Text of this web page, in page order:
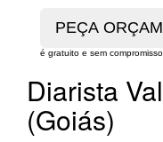
é gratuito e sem compromisso
Diarista
(Goiás)